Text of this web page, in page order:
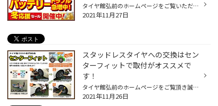
タイヤ館弘前のホームページをご覧いただき誠にありがとうございます！ 雪もちらつき、いよいよ本格的に冬がやってきましたね！！ 当店でも連日タイヤ交換作業でたくさんのお客様にご来店頂いております。 急激に気温が下がると心配なのがバッテリーです！！ 最近のバッテリーの交換目安は3年～4年...
2021年11月27日
スタッドレスタイヤへの交換はセン
ターフィットで取付がオススメで
す！
タイヤ館弘前のホームページをご覧頂き誠にありがとうございます！ タイヤ交換で連日タイヤ館弘前は大変賑わっております！ 今日はタイヤ交換のオススメメニューの『センターフィット』のご紹介です。 『センターフィット』？？ なかなか聞きなれないですよね。 それもそのはず、ブリヂストンが開発...
2021年11月26日